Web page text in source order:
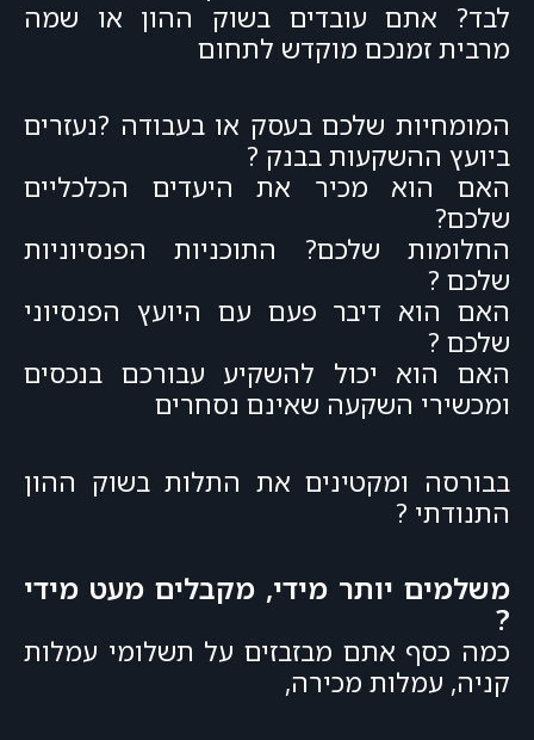
לבד? אתם עובדים בשוק ההון או שמה
מרבית זמנכם מוקדש לתחום
המומחיות שלכם בעסק או בעבודה ?נעזרים
ביועץ ההשקעות בבנק ?
האם הוא מכיר את היעדים הכלכליים
שלכם?
החלומות שלכם? התוכניות הפנסיוניות
שלכם ?
האם הוא דיבר פעם עם היועץ הפנסיוני
שלכם ?
האם הוא יכול להשקיע עבורכם בנכסים
ומכשירי השקעה שאינם נסחרים
בבורסה ומקטינים את התלות בשוק ההון
התנודתי ?
משלמים יותר מידי, מקבלים מעט מידי
?
כמה כסף אתם מבזבזים על תשלומי עמלות
קניה, עמלות מכירה,